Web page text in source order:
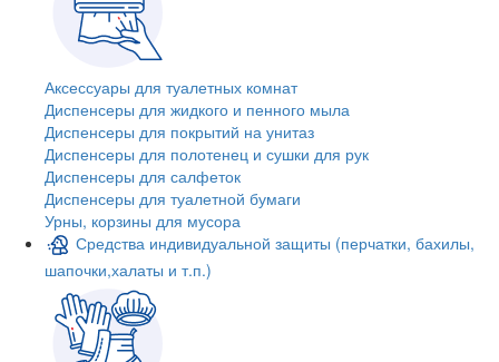
Аксессуары для туалетных комнат
Диспенсеры для жидкого и пенного мыла
Диспенсеры для покрытий на унитаз
Диспенсеры для полотенец и сушки для рук
Диспенсеры для салфеток
Диспенсеры для туалетной бумаги
Урны, корзины для мусора
Средства индивидуальной защиты (перчатки, бахилы,
шапочки,халаты и т.п.)